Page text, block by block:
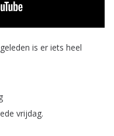
geleden is er iets heel
vrijdag.